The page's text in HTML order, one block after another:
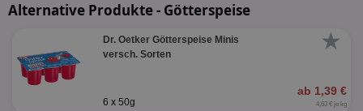
Alternative Produkte - Götterspeise
★
Dr. Oetker Götterspeise Minis
versch. Sorten
ab 1,39 €
6 x 50g 4,63 € je kg